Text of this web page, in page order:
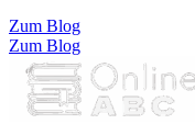
Zum Blog
Zum Blog